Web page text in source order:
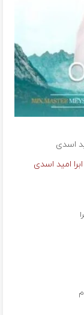
اسدی
امید اسدی